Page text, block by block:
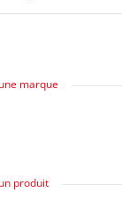
marque
produit